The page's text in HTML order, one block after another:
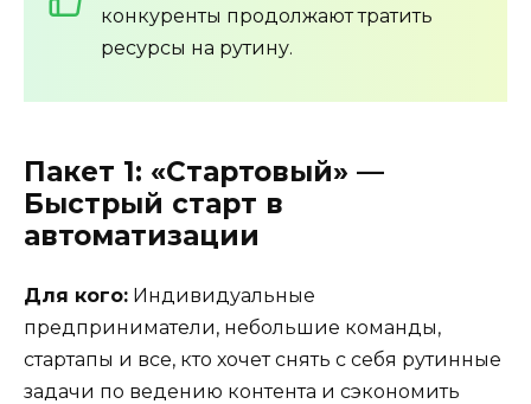
конкуренты продолжают тратить
ресурсы на рутину.
Пакет 1: «Стартовый» —
Быстрый старт в
автоматизации
Для кого: Индивидуальные
предприниматели, небольшие команды,
стартапы и все, кто хочет снять с себя рутинные
задачи по ведению контента и сэкономить